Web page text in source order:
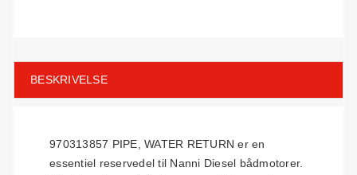
BESKRIVELSE
970313857 PIPE, WATER RETURN er en
essentiel reservedel til Nanni Diesel bådmotorer.